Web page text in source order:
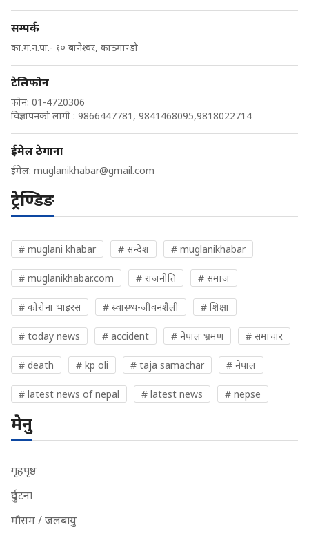
सम्पर्क
का.म.न.पा.- १० बानेश्वर, काठमान्डौ
टेलिफोन
फोन: 01-4720306
विज्ञापनको लागी : 9866447781, 9841468095,9818022714
ईमेल ठेगाना
ईमेल: muglanikhabar@gmail.com
ट्रेण्डिङ
# muglani khabar # सन्देश # muglanikhabar
# muglanikhabar.com # राजनीति # समाज
# कोरोना भाइरस # स्वास्थ्य-जीवनशैली # शिक्षा
# today news # accident # नेपाल भ्रमण # समाचार
# death # kp oli # taja samachar # नेपाल
# latest news of nepal # latest news # nepse
मेनु
गृहपृष्ठ
दुर्घटना
मौसम / जलबायु